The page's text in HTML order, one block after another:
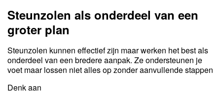
Steunzolen als onderdeel van een
groter plan
Steunzolen kunnen effectief zijn maar werken het best als
onderdeel van een bredere aanpak. Ze ondersteunen je
voet maar lossen niet alles op zonder aanvullende stappen
Denk aan